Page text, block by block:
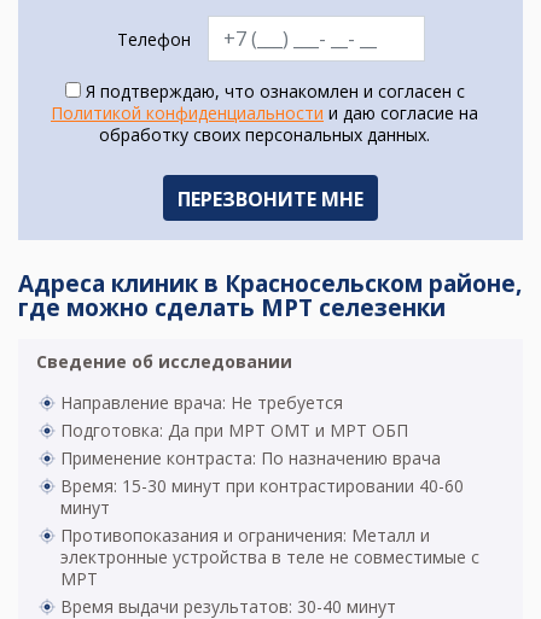
Телефон
Я подтверждаю, что ознакомлен и согласен с
Политикой конфиденциальности и даю согласие на
обработку своих персональных данных.
Адреса клиник в Красносельском районе,
где можно сделать МРТ селезенки
Сведение об исследовании
Направление врача: Не требуется
Подготовка: Да при МРТ ОМТ и МРТ ОБП
Применение контраста: По назначению врача
Время: 15-30 минут при контрастировании 40-60
минут
Противопоказания и ограничения: Металл и
электронные устройства в теле не совместимые с
МРТ
Время выдачи результатов: 30-40 минут